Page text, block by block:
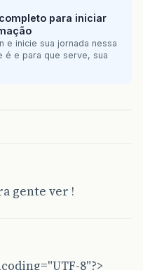
para iniciar
e inicie sua jornada nessa
é e para que serve, sua
gente ver !
8"?>